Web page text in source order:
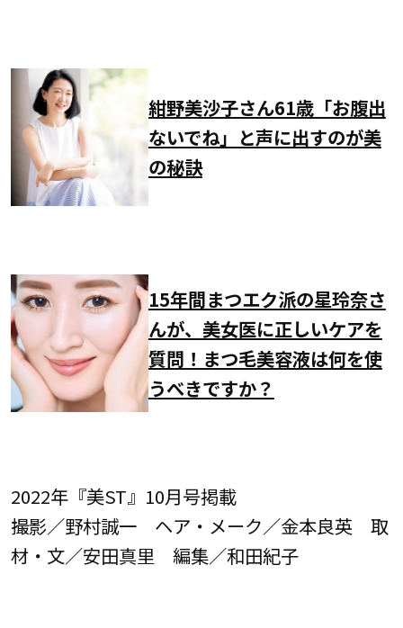
紺野美沙子さん61歳「お腹出
ないでね」と声に出すのが美
の秘訣
15年間まつエク派の星玲奈さ
んが、美女医に正しいケアを
質問！まつ毛美容液は何を使
うべきですか？
2022年『美ST』10月号掲載
撮影／野村誠一 ヘア・メーク／金本良英 取
材・文／安田真里 編集／和田紀子